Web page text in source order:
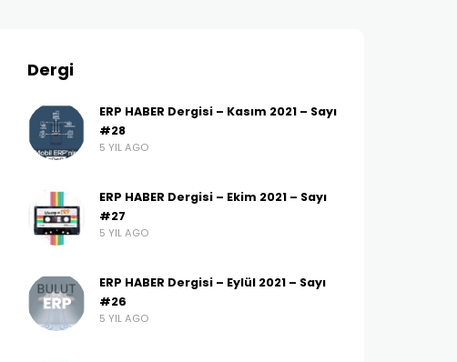
Dergi
ERP HABER Dergisi – Kasım 2021 – Sayı
#28
5 YIL AGO
ERP HABER Dergisi – Ekim 2021 – Sayı
#27
5 YIL AGO
ERP HABER Dergisi – Eylül 2021 – Sayı
#26
5 YIL AGO